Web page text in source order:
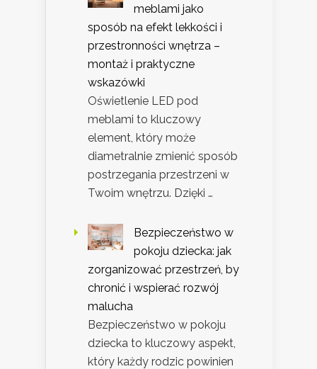
meblami jako
sposób na efekt lekkości i
przestronności wnętrza –
montaż i praktyczne
wskazówki
Oświetlenie LED pod
meblami to kluczowy
element, który może
diametralnie zmienić sposób
postrzegania przestrzeni w
Twoim wnętrzu. Dzięki …
Bezpieczeństwo w
pokoju dziecka: jak
zorganizować przestrzeń, by
chronić i wspierać rozwój
malucha
Bezpieczeństwo w pokoju
dziecka to kluczowy aspekt,
który każdy rodzic powinien